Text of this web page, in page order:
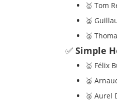
🥇 Tom
🥈
🥉
✅ Simple
🥇 Félix
🥈
🥉 Aurel